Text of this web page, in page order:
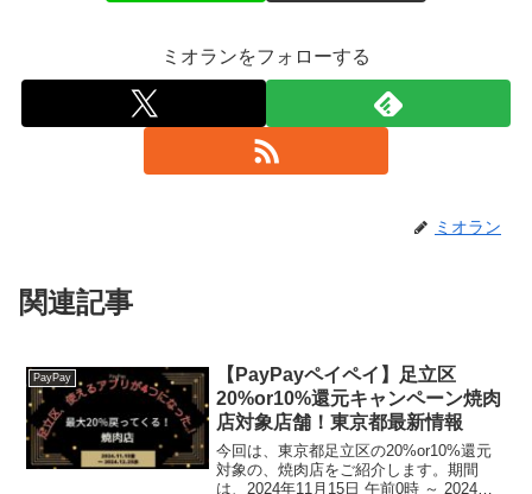
ミオランをフォローする
ミオラン
関連記事
PayPay
【PayPayペイペイ】足立区
20%or10%還元キャンペーン焼肉
店対象店舗！東京都最新情報
今回は、東京都足立区の20%or10%還元
対象の、焼肉店をご紹介します。期間
は、2024年11月15日 午前0時 ～ 2024年